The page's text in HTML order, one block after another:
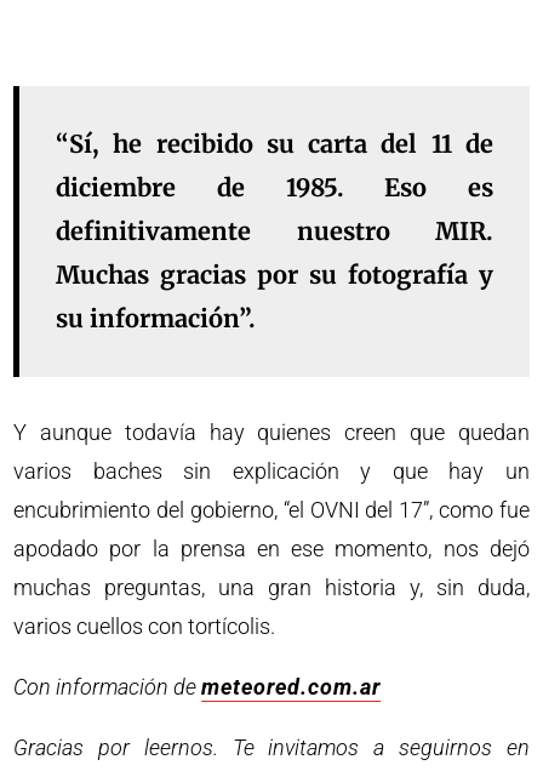
“Sí, he recibido su carta del 11 de
diciembre de 1985. Eso es
definitivamente nuestro MIR.
Muchas gracias por su fotografía y
su información”.
Y aunque todavía hay quienes creen que quedan
varios baches sin explicación y que hay un
encubrimiento del gobierno, “el OVNI del 17”, como fue
apodado por la prensa en ese momento, nos dejó
muchas preguntas, una gran historia y, sin duda,
varios cuellos con tortícolis.
Con información demeteored.com.ar
Gracias por leernos. Te invitamos a seguirnos en